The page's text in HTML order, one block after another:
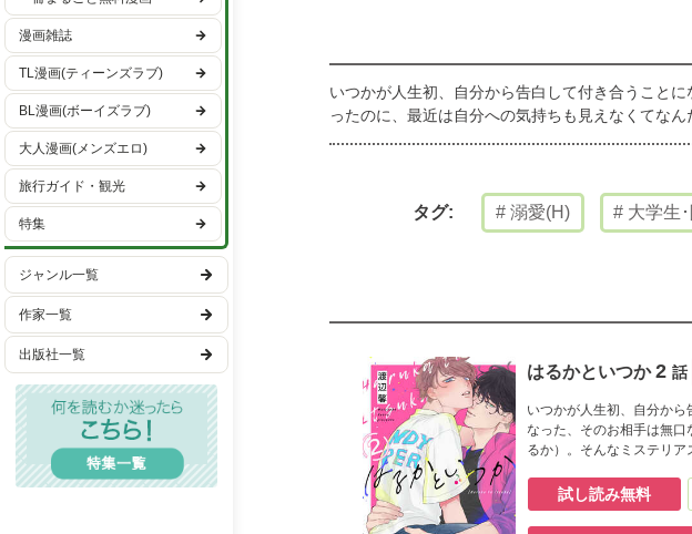
スポーツ・アウトドア
男性ライフスタイル
国内旅行
海外旅行
女性漫画
ヒューマンドラマ
バトル・アクション
ファンタジー・SF
異世界・転生
ミステリー・サスペンス
ホラー
日常
学園
ギャグ・コメディー
スポーツ
歴史・時代
TL(ティーンズラブ)
レディコミ
漫画雑誌
TL漫画(ティーンズラブ)
BL漫画(ボーイズラブ)
大人漫画(メンズエロ)
旅行ガイド・観光
特集
ジャンル一覧
作家一覧
出版社一覧
いつかが人生初、自分から告白して付き合うこと
ったのに、最近は自分への気持ちも見えなくてな
タグ: 溺愛(H) 大学生
はるかといつか2話
いつかが人生初、自分か
なった、そのお相手は無口
るか）。そんなミステリア
かモヤモヤ…。イチャイチ
に色仕掛け作戦に出るこ
試し読み無料